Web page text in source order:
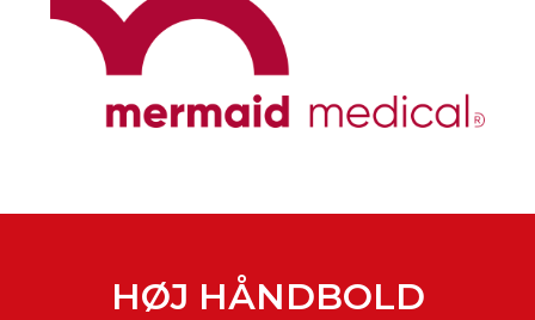
HØJ HÅNDBOLD